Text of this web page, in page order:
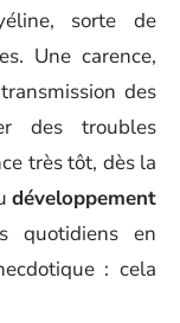
sorte de
Une carence,
des
des troubles
très tôt, dès la
développement
quotidiens en
: cela